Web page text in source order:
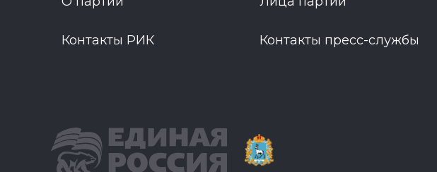
Контакты РИК Контакты пресс-службы